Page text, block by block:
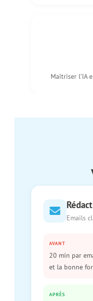
Maîtriser l’IA
Emails
AVANT
20 min par
et la bonne
APRÈS